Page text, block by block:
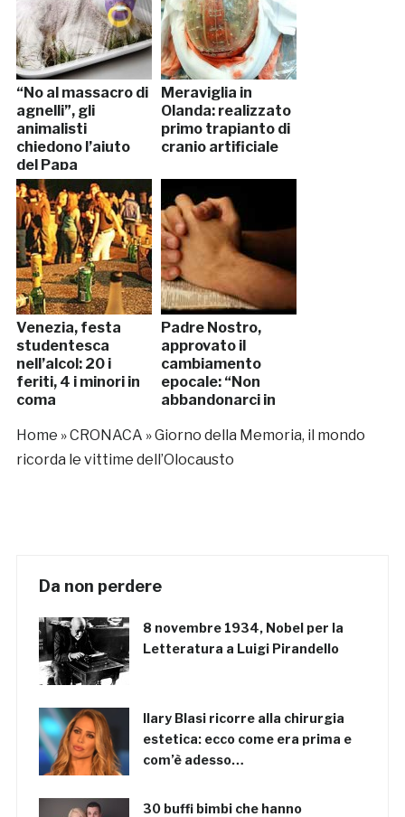
“No al massacro di
agnelli”, gli
animalisti
chiedono l’aiuto
del Papa
Meraviglia in
Olanda: realizzato
primo trapianto di
cranio artificiale
Venezia, festa
studentesca
nell’alcol: 20 i
feriti, 4 i minori in
coma
Padre Nostro,
approvato il
cambiamento
epocale: “Non
abbandonarci in
Home »CRONACA »Giorno della Memoria, il mondo
ricorda le vittime dell’Olocausto
Da non perdere
8 novembre 1934, Nobel per la
Letteratura a Luigi Pirandello
Ilary Blasi ricorre alla chirurgia
estetica: ecco come era prima e
com’è adesso…
30 buffi bimbi che hanno